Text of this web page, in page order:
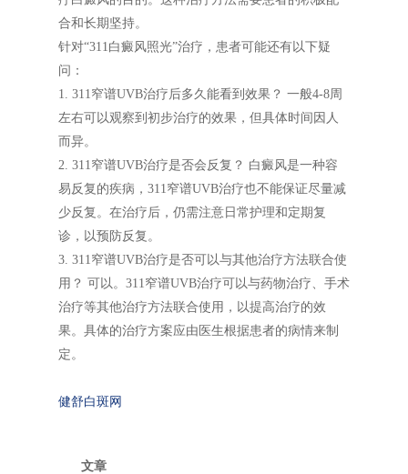
合和长期坚持。
针对“311白癜风照光”治疗，患者可能还有以下疑
问：
1. 311窄谱UVB治疗后多久能看到效果？ 一般4-8周
左右可以观察到初步治疗的效果，但具体时间因人
而异。
2. 311窄谱UVB治疗是否会反复？ 白癜风是一种容
易反复的疾病，311窄谱UVB治疗也不能保证尽量减
少反复。在治疗后，仍需注意日常护理和定期复
诊，以预防反复。
3. 311窄谱UVB治疗是否可以与其他治疗方法联合使
用？ 可以。311窄谱UVB治疗可以与药物治疗、手术
治疗等其他治疗方法联合使用，以提高治疗的效
果。具体的治疗方案应由医生根据患者的病情来制
定。
健舒白斑网
文章